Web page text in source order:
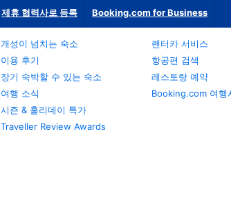
제휴 협력사로 등록 Booking.com for Business
개성이 넘치는 숙소
이용 후기
장기 숙박할 수 있는 숙소
여행 소식
시즌 & 홀리데이 특가
Traveller Review Awards
렌터카 서비스
항공편 검색
레스토랑 예약
Booking.com 여행